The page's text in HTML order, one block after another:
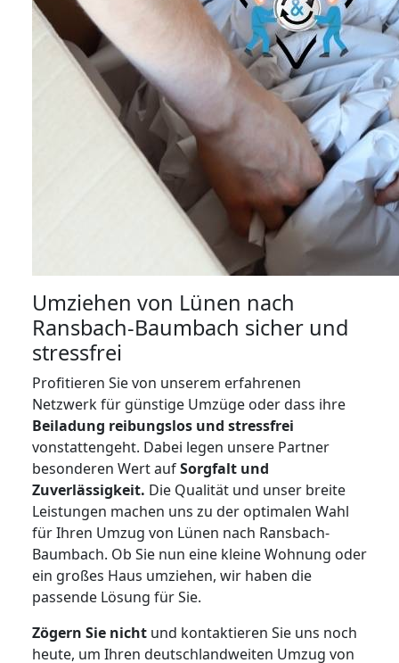
Umziehen von Lünen nach
Ransbach-Baumbach sicher und
stressfrei
Profitieren Sie von unserem erfahrenen
Netzwerk für günstige Umzüge oder dass ihre
Beiladung reibungslos und stressfrei
vonstattengeht. Dabei legen unsere Partner
besonderen Wert aufSorgfalt und
Zuverlässigkeit. Die Qualität und unser breite
Leistungen machen uns zu der optimalen Wahl
für Ihren Umzug von Lünen nach Ransbach-
Baumbach. Ob Sie nun eine kleine Wohnung oder
ein großes Haus umziehen, wir haben die
passende Lösung für Sie.
Zögern Sie nicht und kontaktieren Sie uns noch
heute, um Ihren deutschlandweiten Umzug von